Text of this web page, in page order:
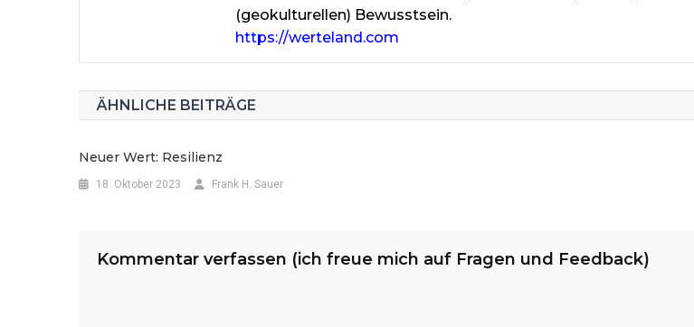
(geokulturellen) Bewusstsein.
https://werteland.com
ÄHNLICHE BEITRÄGE
Neuer Wert: Resilienz
18. Oktober 2023 Frank H. Sauer
Kommentar verfassen (ich freue mich auf Fragen und Feedback)